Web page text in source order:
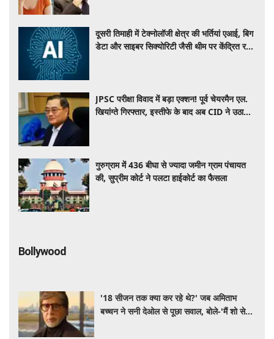
दूसरी तिमाही में टेक्नोलॉजी क्षेत्र की भर्तियां एआई, बिग
डेटा और साइबर सिक्योरिटी जैसी थीम पर केंद्रित रही
JPSC परीक्षा विवाद में बड़ा एक्शन! पूर्व चेयरमैन एल.
खियांग्ते गिरफ्तार, इस्तीफे के बाद अब CID ने उठाया
गुरुग्राम में 436 बीघा से ज्यादा जमीन ग्राम पंचायत
की, सुप्रीम कोर्ट ने पलटा हाईकोर्ट का फैसला
Bollywood
'18 सीजन तक क्या कर रहे थे?' जब अमिताभ
बच्चन ने सनी देओल से पूछा सवाल, बोले-'मैं शो से